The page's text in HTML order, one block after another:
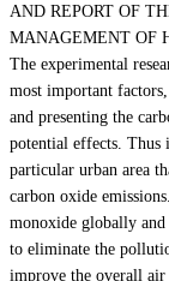
AND REPORT OF
MANAGEMENT OF
The experimental
most important
and presenting the
potential effects. Thus
particular urban area
carbon oxide
monoxide globally
to eliminate the
improve the overall air